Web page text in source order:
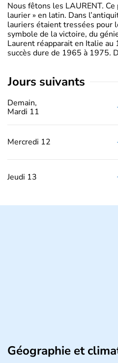
Nous fêtons les LAURENT.
laurier » en latin. Dans
lauriers étaient tressées pour
symbole de la victoire, du
Laurent réapparait en Italie au
succès dure de 1965 à 1975.
jours suivants
Demain,
Mardi 11
Mercredi 12
Jeudi 13
Géographie et